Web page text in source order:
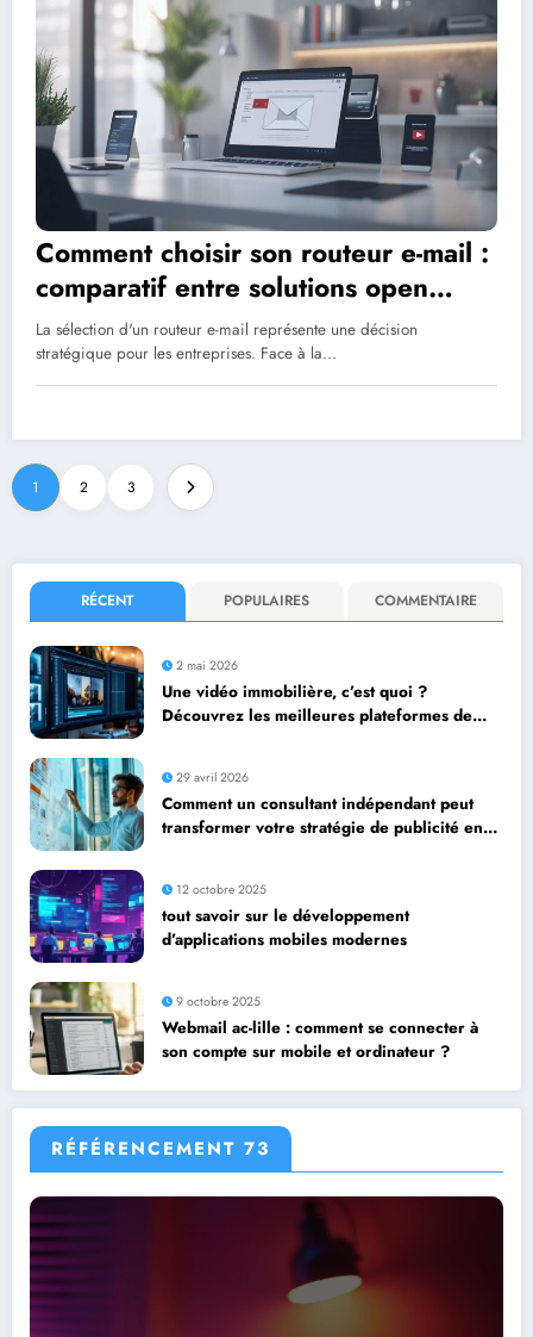
Comment choisir son routeur e-mail :
comparatif entre solutions open
source et proprietaires
La sélection d'un routeur e-mail représente une décision
stratégique pour les entreprises. Face à la…
1 2 3
RÉCENT POPULAIRES COMMENTAIRE
2 mai 2026
Une vidéo immobilière, c’est quoi ?
Découvrez les meilleures plateformes de
29 avril 2026
Comment un consultant indépendant peut
transformer votre stratégie de publicité en
12 octobre 2025
tout savoir sur le développement
d’applications mobiles modernes
9 octobre 2025
Webmail ac-lille : comment se connecter à
son compte sur mobile et ordinateur ?
RÉFÉRENCEMENT 73